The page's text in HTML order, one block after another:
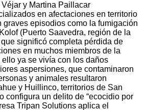
y Martina Paillacar
en afectaciones en territorio
graves episodios como la fumigación
(Puerto Saavedra, región de la
significó completa pérdida de
en muchos miembros de la
ya se vivía con los daños
aspersiones, que contaminaron
y animales resultaron
y Huillinco, territorios de San
configura un delito de “ecocidio por
Tripan Solutions aplica el